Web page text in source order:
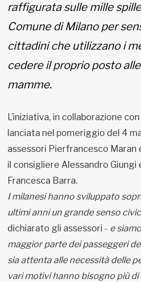
raffigurata sulle mille
Comune di Milano per
cittadini che utilizzano i
cedere il proprio posto
mamme.
L’iniziativa, in collaborazione
lanciata nel pomeriggio del 4
assessori Pierfrancesco Maran
il consigliere Alessandro Giungi
Francesca Barra.
I milanesi hanno sviluppato
ultimi anni un grande senso
dichiarato gli assessori - e
maggior parte dei passeggeri
sia attenta alle necessità delle
vari motivi hanno bisogno più